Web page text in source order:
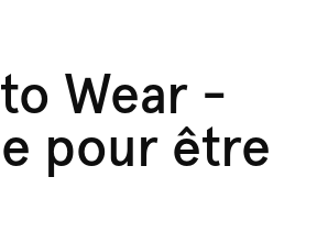
Wear -
pour être